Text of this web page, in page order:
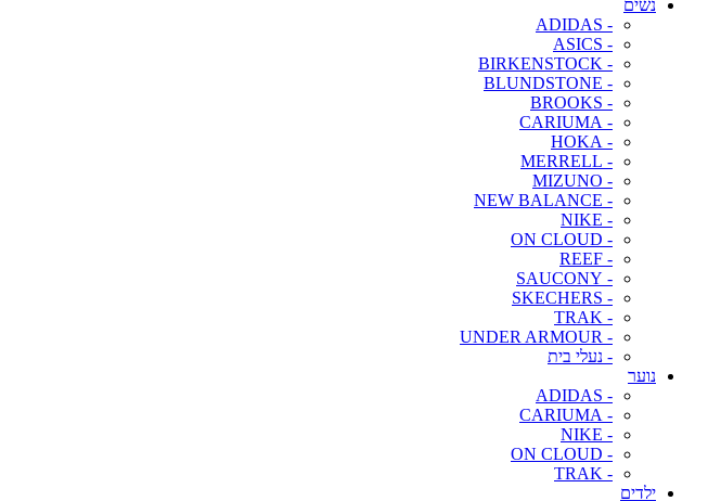
נשים
- ADIDAS
- ASICS
- BIRKENSTOCK
- BLUNDSTONE
- BROOKS
- CARIUMA
- HOKA
- MERRELL
- MIZUNO
- NEW BALANCE
- NIKE
- ON CLOUD
- REEF
- SAUCONY
- SKECHERS
- TRAK
- UNDER ARMOUR
- נעלי בית
נוער
- ADIDAS
- CARIUMA
- NIKE
- ON CLOUD
- TRAK
ילדים